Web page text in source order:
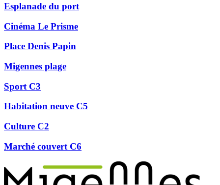
Esplanade du port
Cinéma Le Prisme
Place Denis Papin
Migennes plage
Sport C3
Habitation neuve C5
Culture C2
Marché couvert C6
Précédent
Suivant